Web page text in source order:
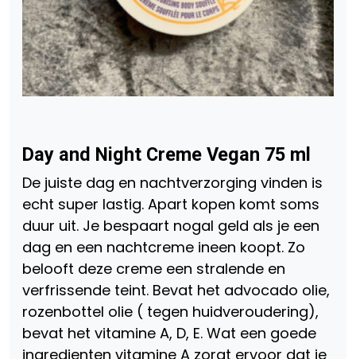
Day and Night Creme Vegan 75 ml
De juiste dag en nachtverzorging vinden is
echt super lastig. Apart kopen komt soms
duur uit. Je bespaart nogal geld als je een
dag en een nachtcreme ineen koopt. Zo
belooft deze creme een stralende en
verfrissende teint. Bevat het advocado olie,
rozenbottel olie ( tegen huidveroudering),
bevat het vitamine A, D, E. Wat een goede
ingredienten vitamine A zorgt ervoor dat je